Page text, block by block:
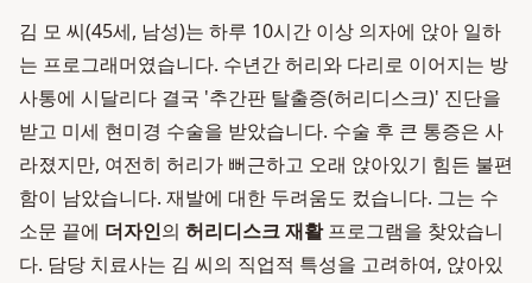
김 모 씨(45세, 남성)는 하루 10시간 이상 의자에 앉아 일하
는 프로그래머였습니다. 수년간 허리와 다리로 이어지는 방
사통에 시달리다 결국 '추간판 탈출증(허리디스크)' 진단을
받고 미세 현미경 수술을 받았습니다. 수술 후 큰 통증은 사
라졌지만, 여전히 허리가 뻐근하고 오래 앉아있기 힘든 불편
함이 남았습니다. 재발에 대한 두려움도 컸습니다. 그는 수
소문 끝에 더자인의 허리디스크 재활프로그램을 찾았습니
다. 담당 치료사는 김 씨의 직업적 특성을 고려하여, 앉아있